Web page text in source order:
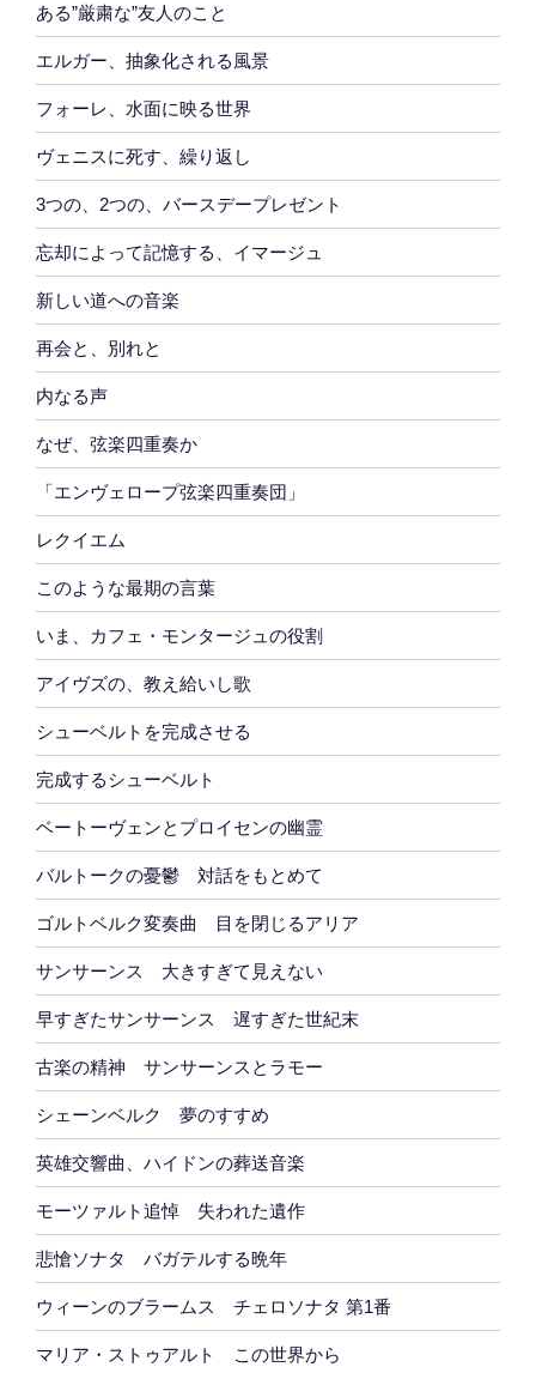
ある”厳粛な”友人のこと
エルガー、抽象化される風景
フォーレ、水面に映る世界
ヴェニスに死す、繰り返し
3つの、2つの、バースデープレゼント
忘却によって記憶する、イマージュ
新しい道への音楽
再会と、別れと
内なる声
なぜ、弦楽四重奏か
「エンヴェロープ弦楽四重奏団」
レクイエム
このような最期の言葉
いま、カフェ・モンタージュの役割
アイヴズの、教え給いし歌
シューベルトを完成させる
完成するシューベルト
ベートーヴェンとプロイセンの幽霊
バルトークの憂鬱 対話をもとめて
ゴルトベルク変奏曲 目を閉じるアリア
サンサーンス 大きすぎて見えない
早すぎたサンサーンス 遅すぎた世紀末
古楽の精神 サンサーンスとラモー
シェーンベルク 夢のすすめ
英雄交響曲、ハイドンの葬送音楽
モーツァルト追悼 失われた遺作
悲愴ソナタ バガテルする晩年
ウィーンのブラームス チェロソナタ 第1番
マリア・ストゥアルト この世界から